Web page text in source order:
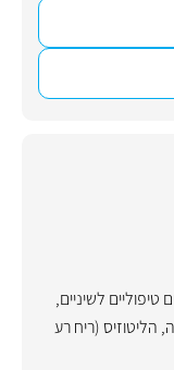
טיפוליים לשיניים,
, הליטוזיס (ריח רע